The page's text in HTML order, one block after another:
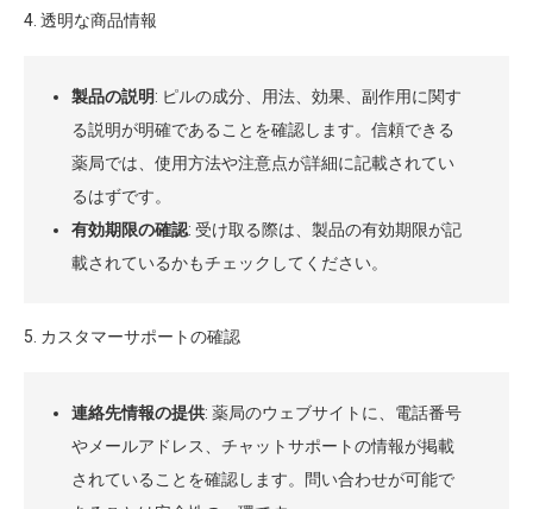
4. 透明な商品情報
製品の説明: ピルの成分、用法、効果、副作用に関す
る説明が明確であることを確認します。信頼できる
薬局では、使用方法や注意点が詳細に記載されてい
るはずです。
有効期限の確認: 受け取る際は、製品の有効期限が記
載されているかもチェックしてください。
5. カスタマーサポートの確認
連絡先情報の提供: 薬局のウェブサイトに、電話番号
やメールアドレス、チャットサポートの情報が掲載
されていることを確認します。問い合わせが可能で